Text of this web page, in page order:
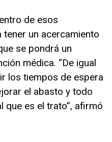
de esos
tener un acercamiento
se pondrá un
médica. “De igual
los tiempos de espera
el abasto y todo
que es el trato”, afirmó